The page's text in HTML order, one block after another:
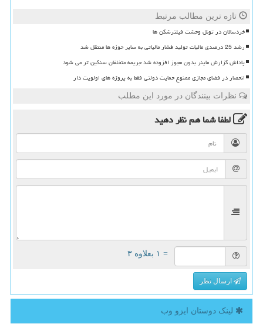
تازه ترین مطالب مرتبط
خردسالان در تونل وحشت فیلترشکن ها
رشد 25 درصدی مالیات تولید فشار مالیاتی به سایر حوزه ها منتقل شد
پاداش گزارش ماینر بدون مجوز افزوده شد جریمه متخلفان سنگین تر می شود
انحصار در فضای مجازی ممنوع حمایت دولتی فقط به پروژه های اولویت دار
نظرات بینندگان در مورد این مطلب
لطفا شما همنظر دهید
= ۱ بعلاوه ۳
ارسال نظر
لینک دوستان ایزو وب